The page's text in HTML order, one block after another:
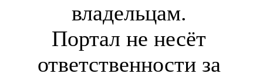
владельцам.
Портал не несёт
ответственности за